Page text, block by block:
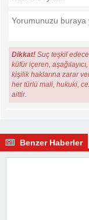
Dikkat! Suç teşkil
küfür içeren,
kişilik haklarına zarar
her türlü mali, hukuki,
aittir.
Benzer Haberler